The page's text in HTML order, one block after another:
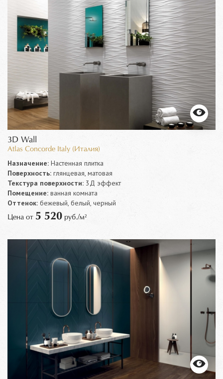
3D Wall
Atlas Concorde Italy (Италия)
Назначение: Настенная плитка
Поверхность: глянцевая, матовая
Текстура поверхности: 3Д эффект
Помещение: ванная комната
Оттенок: бежевый, белый, черный
Цена от 5 520 руб./м²